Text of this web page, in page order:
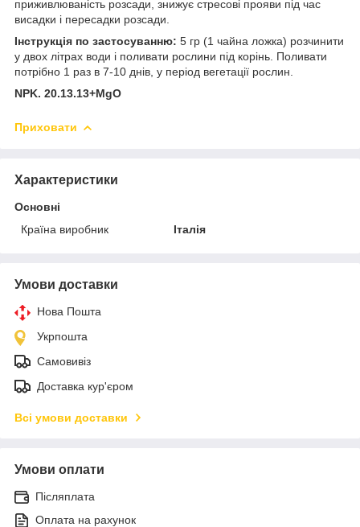
приживлюваність розсади, знижує стресові прояви під час
висадки і пересадки розсади.
Інструкція по застосуванню: 5 гр (1 чайна ложка) розчинити
у двох літрах води і поливати рослини під корінь. Поливати
потрібно 1 раз в 7-10 днів, у період вегетації рослин.
NPK. 20.13.13+MgO
Приховати
Характеристики
Основні
Країна виробник
Італія
Умови доставки
Нова Пошта
Укрпошта
Самовивіз
Доставка кур'єром
Всі умови доставки
Умови оплати
Післяплата
Оплата на рахунок